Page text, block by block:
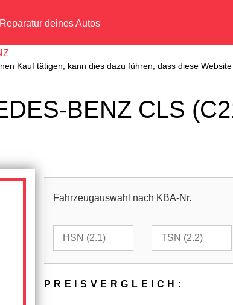
deines Autos
Kauf tätigen, kann dies dazu führen, dass diese
BENZ CLS
Fahrzeugauswahl nach KBA-Nr.
PREIS­VER­GLEICH: